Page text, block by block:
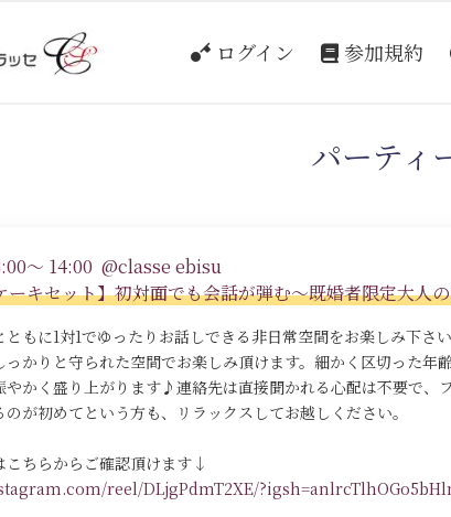
ログイン 参加規約
パーティ
～ 14:00 @classe ebisu
キセット】初対面でも会話が弾む～既婚者限定大人
もに1対1でゆったりお話しできる非日常空間をお楽しみ下
っかりと守られた空間でお楽しみ頂けます。細かく区切った
やかく盛り上がります♪連絡先は直接聞かれる心配は不要で
が初めてという方も、リラックスしてお越しください。
ちらからご確認頂けます↓
reel/DLjgPdmT2XE/